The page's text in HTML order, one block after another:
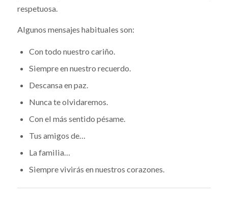
respetuosa.
Algunos mensajes habituales son:
Con todo nuestro cariño.
Siempre en nuestro recuerdo.
Descansa en paz.
Nunca te olvidaremos.
Con el más sentido pésame.
Tus amigos de…
La familia…
Siempre vivirás en nuestros corazones.